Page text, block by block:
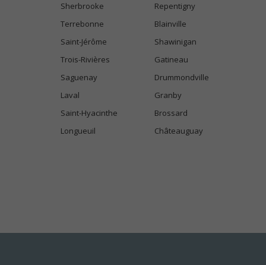
Sherbrooke
Repentigny
Terrebonne
Blainville
Saint-Jérôme
Shawinigan
Trois-Rivières
Gatineau
Saguenay
Drummondville
Laval
Granby
Saint-Hyacinthe
Brossard
Longueuil
Châteauguay